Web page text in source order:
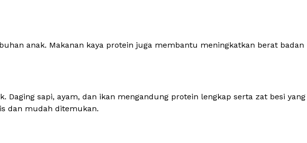
anak. Makanan kaya protein juga membantu meningkatkan berat badan
sapi, ayam, dan ikan mengandung protein lengkap serta zat besi yang
dan mudah ditemukan.